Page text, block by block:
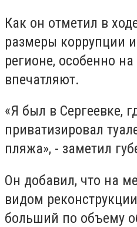
Как он отметил в
размеры коррупции
регионе, особенно
впечатляют.
«Я был в Сергеевке,
приватизировал
пляжа», - заметил
Он добавил, что на
видом
больший по объему